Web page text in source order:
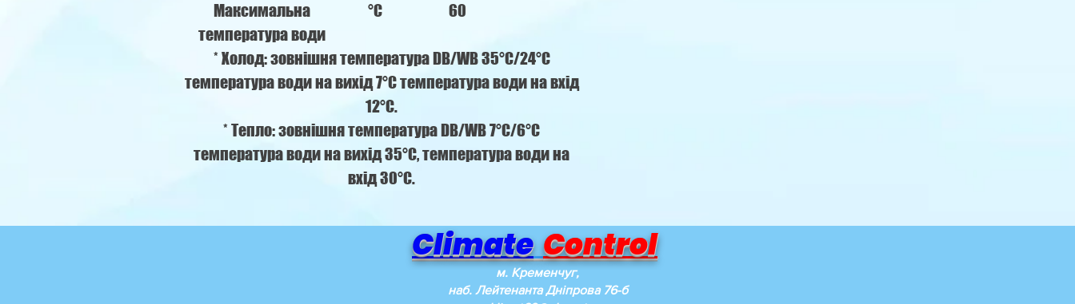
Максимальна
температура води
°C 60
* Холод: зовнішня температура DB/WB 35°C/24°C
температура води на вихід 7°C температура води на вхід
12°C.
* Тепло: зовнішня температура DB/WB 7°C/6°C
температура води на вихід 35°C, температура води на
вхід 30°C.
Climate Control
м. Кременчуг,
наб. Лейтенанта Дніпрова 76-б